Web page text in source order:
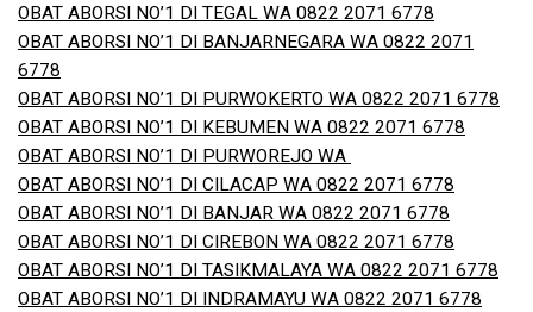
OBAT ABORSI NO’1 DI TEGAL WA 0822 2071 6778
OBAT ABORSI NO’1 DI BANJARNEGARA WA 0822 2071
6778
OBAT ABORSI NO’1 DI PURWOKERTO WA 0822 2071 6778
OBAT ABORSI NO’1 DI KEBUMEN WA 0822 2071 6778
OBAT ABORSI NO’1 DI PURWOREJO WA
OBAT ABORSI NO’1 DI CILACAP WA 0822 2071 6778
OBAT ABORSI NO’1 DI BANJAR WA 0822 2071 6778
OBAT ABORSI NO’1 DI CIREBON WA 0822 2071 6778
OBAT ABORSI NO’1 DI TASIKMALAYA WA 0822 2071 6778
OBAT ABORSI NO’1 DI INDRAMAYU WA 0822 2071 6778